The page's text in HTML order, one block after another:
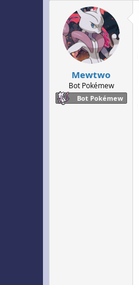
c
h
a
d
e
i
n
i
c
i
Mewtwo
Bot Pokémew
Bot Pokémew